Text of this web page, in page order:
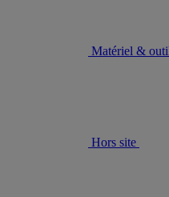
Matériel &
Hors site